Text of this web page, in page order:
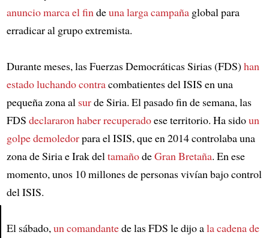
anunciomarca el findeuna larga campañaglobal para
erradicar al grupo extremista.
Durante meses, las Fuerzas Democráticas Sirias (FDS) han
estado luchando contracombatientes del ISIS en una
pequeña zona al surde Siria. El pasado fin de semana, las
FDS declararon haber recuperadoese territorio. Ha sidoun
golpe demoledorpara el ISIS, que en 2014 controlaba una
zona de Siria e Irak deltamañodeGran Bretaña. En ese
momento, unos 10 millones de personas vivían bajo control
del ISIS.
El sábado,un comandantede las FDS le dijo ala cadena de